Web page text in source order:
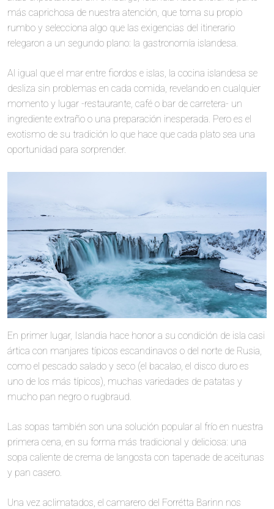
más caprichosa de nuestra atención, que toma su propio
rumbo y selecciona algo que las exigencias del itinerario
relegaron a un segundo plano: la gastronomía islandesa.
Al igual que el mar entre fiordos e islas, la cocina islandesa se
desliza sin problemas en cada comida, revelando en cualquier
momento y lugar -restaurante, café o bar de carretera- un
ingrediente extraño o una preparación inesperada. Pero es el
exotismo de su tradición lo que hace que cada plato sea una
oportunidad para sorprender.
En primer lugar, Islandia hace honor a su condición de isla casi
ártica con manjares típicos escandinavos o del norte de Rusia,
como el pescado salado y seco (el bacalao, el disco duro es
uno de los más típicos), muchas variedades de patatas y
mucho pan negro o rugbraud.
Las sopas también son una solución popular al frío en nuestra
primera cena, en su forma más tradicional y deliciosa: una
sopa caliente de crema de langosta con tapenade de aceitunas
y pan casero.
Una vez aclimatados, el camarero del Forrétta Barinn nos